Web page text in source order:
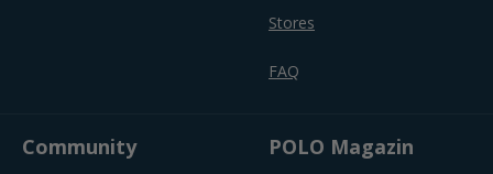
Stores
FAQ
Community POLO Magazin